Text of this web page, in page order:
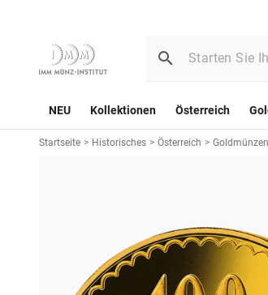
NEU Kollektionen Österreich
Startseite > Historisches > Österreich > Goldmünzen